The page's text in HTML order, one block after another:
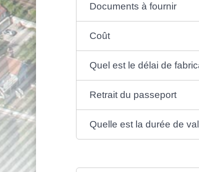
Documents à fournir
Coût
Quel est le délai de
Retrait du passeport
Quelle est la durée de